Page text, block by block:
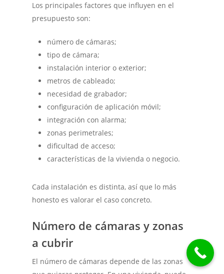
Los principales factores que influyen en el
presupuesto son:
número de cámaras;
tipo de cámara;
instalación interior o exterior;
metros de cableado;
necesidad de grabador;
configuración de aplicación móvil;
integración con alarma;
zonas perimetrales;
dificultad de acceso;
características de la vivienda o negocio.
Cada instalación es distinta, así que lo más
honesto es valorar el caso concreto.
Número de cámaras y zonas
a cubrir
El número de cámaras depende de las zonas